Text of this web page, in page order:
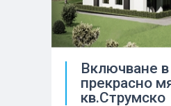
Включване
прекрасно
кв.Струмско